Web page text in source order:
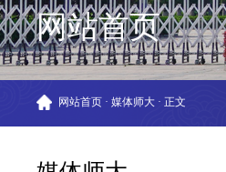
网站首页
网站首页 · 媒体师大 · 正文